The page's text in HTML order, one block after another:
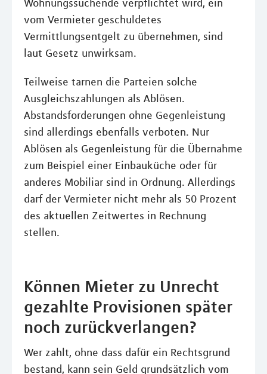
Wohnungssuchende verpflichtet wird, ein
vom Vermieter geschuldetes
Vermittlungsentgelt zu übernehmen, sind
laut Gesetz unwirksam.
Teilweise tarnen die Parteien solche
Ausgleichszahlungen als Ablösen.
Abstandsforderungen ohne Gegenleistung
sind allerdings ebenfalls verboten. Nur
Ablösen als Gegenleistung für die Übernahme
zum Beispiel einer Einbauküche oder für
anderes Mobiliar sind in Ordnung. Allerdings
darf der Vermieter nicht mehr als 50 Prozent
des aktuellen Zeitwertes in Rechnung
stellen.
Können Mieter zu Unrecht
gezahlte Provisionen später
noch zurückverlangen?
Wer zahlt, ohne dass dafür ein Rechtsgrund
bestand, kann sein Geld grundsätzlich vom